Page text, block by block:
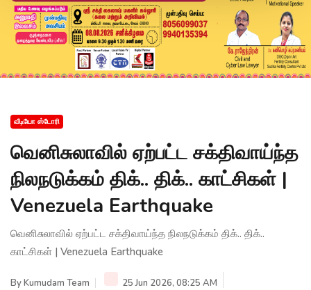
வீடியோ ஸ்டோரி
வெனிசுலாவில் ஏற்பட்ட சக்திவாய்ந்த
நிலநடுக்கம் திக்.. திக்.. காட்சிகள் |
Venezuela Earthquake
வெனிசுலாவில் ஏற்பட்ட சக்திவாய்ந்த நிலநடுக்கம் திக்.. திக்..
காட்சிகள் | Venezuela Earthquake
ByKumudam Team
25 Jun 2026, 08:25 AM